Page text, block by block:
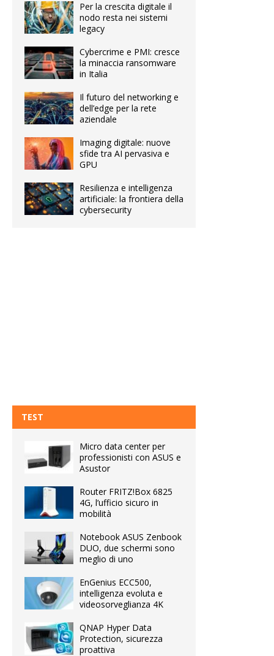
Per la crescita digitale il
nodo resta nei sistemi
legacy
Cybercrime e PMI: cresce
la minaccia ransomware
in Italia
Il futuro del networking e
dell’edge per la rete
aziendale
Imaging digitale: nuove
sfide tra AI pervasiva e
GPU
Resilienza e intelligenza
artificiale: la frontiera della
cybersecurity
TEST
Micro data center per
professionisti con ASUS e
Asustor
Router FRITZ!Box 6825
4G, l’ufficio sicuro in
mobilità
Notebook ASUS Zenbook
DUO, due schermi sono
meglio di uno
EnGenius ECC500,
intelligenza evoluta e
videosorveglianza 4K
QNAP Hyper Data
Protection, sicurezza
proattiva